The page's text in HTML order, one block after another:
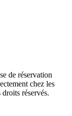
de réservation
chez les
réservés.